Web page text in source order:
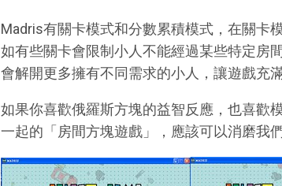
Madris有關卡模式和分數累積模式，在關卡
如有些關卡會限制小人不能經過某些特定房
會解開更多擁有不同需求的小人，讓遊戲充滿
如果你喜歡俄羅斯方塊的益智反應，也喜歡
一起的「房間方塊遊戲」，應該可以消磨我